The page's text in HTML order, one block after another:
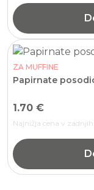
ZA MUFFINE
Papirnate
1.70 €
Najnižja cena v zadnjih